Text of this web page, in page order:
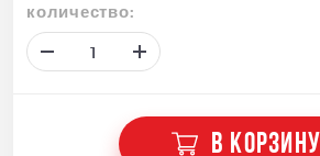
количество:
В КОРЗИНУ